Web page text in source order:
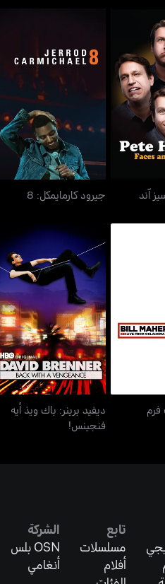
آند
آند
جيرود كارمايمكل: 8
جيرود كارمايمكل: 8
فرم
فرم
ديفيد برينر: باك ويذ أيه
فنجينس!
ديفيد برينر: باك ويذ أيه
فنجينس!
تابع
مسلسلات
أفلام
الشركة
OSN بلس
أنغامي